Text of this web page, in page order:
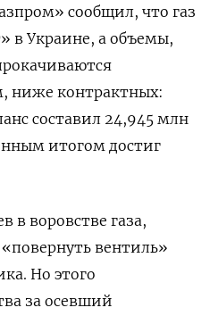
сообщил, что газ
в Украине, а объемы,
ниже контрактных:
составил 24,945 млн
итогом достиг
в воровстве газа,
вентиль»
Но этого
за осевший